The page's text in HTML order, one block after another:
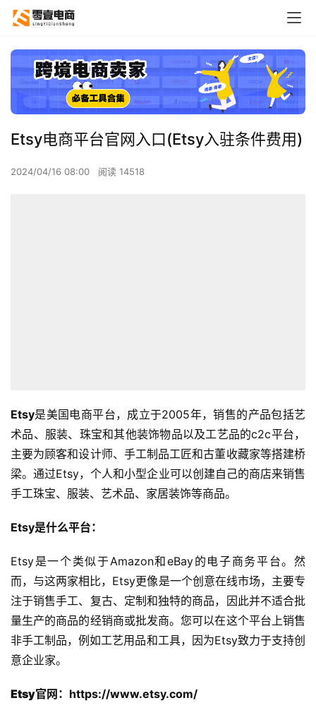
Etsy电商平台官网入口(Etsy入驻条件费用)
2024/04/16 08:00 阅读 14518
Etsy是美国电商平台，成立于2005年，销售的产品包括艺
术品、服装、珠宝和其他装饰物品以及工艺品的c2c平台，
主要为顾客和设计师、手工制品工匠和古董收藏家等搭建桥
梁。通过Etsy，个人和小型企业可以创建自己的商店来销售
手工珠宝、服装、艺术品、家居装饰等商品。
Etsy是什么平台：
Etsy是一个类似于Amazon和eBay的电子商务平台。然
而，与这两家相比，Etsy更像是一个创意在线市场，主要专
注于销售手工、复古、定制和独特的商品，因此并不适合批
量生产的商品的经销商或批发商。您可以在这个平台上销售
非手工制品，例如工艺用品和工具，因为Etsy致力于支持创
意企业家。
Etsy官网 ：https://www.etsy.com/